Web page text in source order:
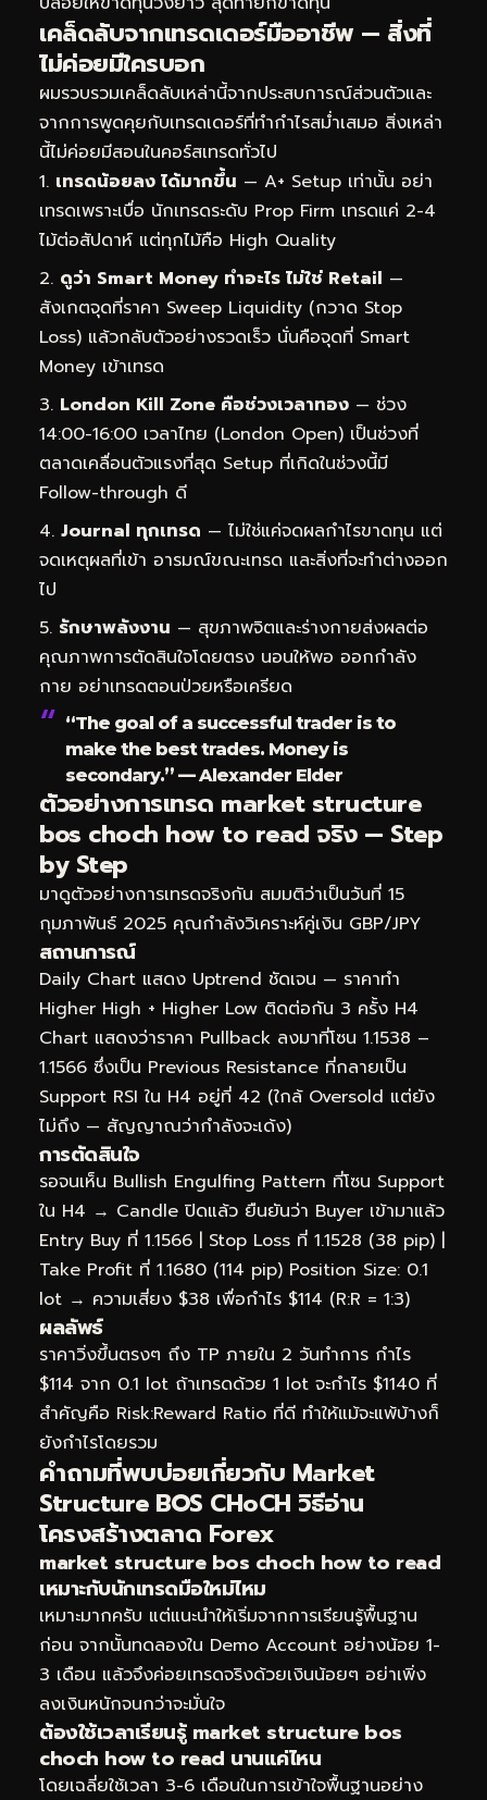
เคล็ดลับจากเทรดเดอร์มืออาชีพ — สิ่งที่
ไม่ค่อยมีใครบอก
ผมรวบรวมเคล็ดลับเหล่านี้จากประสบการณ์ส่วนตัวและ
จากการพูดคุยกับเทรดเดอร์ที่ทำกำไรสม่ำเสมอ สิ่งเหล่า
นี้ไม่ค่อยมีสอนในคอร์สเทรดทั่วไป
เทรดน้อยลง ได้มากขึ้น — A+ Setup เท่านั้น อย่า
เทรดเพราะเบื่อ นักเทรดระดับ Prop Firm เทรดแค่ 2-4
ไม้ต่อสัปดาห์ แต่ทุกไม้คือ High Quality
ดูว่า Smart Money ทำอะไร ไม่ใช่ Retail —
สังเกตจุดที่ราคา Sweep Liquidity (กวาด Stop
Loss) แล้วกลับตัวอย่างรวดเร็ว นั่นคือจุดที่ Smart
Money เข้าเทรด
London Kill Zone คือช่วงเวลาทอง — ช่วง
14:00-16:00 เวลาไทย (London Open) เป็นช่วงที่
ตลาดเคลื่อนตัวแรงที่สุด Setup ที่เกิดในช่วงนี้มี
Follow-through ดี
Journal ทุกเทรด — ไม่ใช่แค่จดผลกำไรขาดทุน แต่
จดเหตุผลที่เข้า อารมณ์ขณะเทรด และสิ่งที่จะทำต่างออก
ไป
รักษาพลังงาน — สุขภาพจิตและร่างกายส่งผลต่อ
คุณภาพการตัดสินใจโดยตรง นอนให้พอ ออกกำลัง
กาย อย่าเทรดตอนป่วยหรือเครียด
“The goal of a successful trader is to
make the best trades. Money is
secondary.” — Alexander Elder
ตัวอย่างการเทรด market structure
bos choch how to read จริง — Step
by Step
มาดูตัวอย่างการเทรดจริงกัน สมมติว่าเป็นวันที่ 15
กุมภาพันธ์ 2025 คุณกำลังวิเคราะห์คู่เงิน GBP/JPY
สถานการณ์
Daily Chart แสดง Uptrend ชัดเจน — ราคาทำ
Higher High + Higher Low ติดต่อกัน 3 ครั้ง H4
Chart แสดงว่าราคา Pullback ลงมาที่โซน 1.1538 –
1.1566 ซึ่งเป็น Previous Resistance ที่กลายเป็น
Support RSI ใน H4 อยู่ที่ 42 (ใกล้ Oversold แต่ยัง
ไม่ถึง — สัญญาณว่ากำลังจะเด้ง)
การตัดสินใจ
รอจนเห็น Bullish Engulfing Pattern ที่โซน Support
ใน H4 → Candle ปิดแล้ว ยืนยันว่า Buyer เข้ามาแล้ว
Entry Buy ที่ 1.1566 | Stop Loss ที่ 1.1528 (38 pip) |
Take Profit ที่ 1.1680 (114 pip) Position Size: 0.1
lot → ความเสี่ยง $38 เพื่อกำไร $114 (R:R = 1:3)
ผลลัพธ์
ราคาวิ่งขึ้นตรงๆ ถึง TP ภายใน 2 วันทำการ กำไร
$114 จาก 0.1 lot ถ้าเทรดด้วย 1 lot จะกำไร $1140 ที่
สำคัญคือ Risk:Reward Ratio ที่ดี ทำให้แม้จะแพ้บ้างก็
ยังกำไรโดยรวม
คำถามที่พบบ่อยเกี่ยวกับ Market
Structure BOS CHoCH วิธีอ่าน
โครงสร้างตลาด Forex
market structure bos choch how to read
เหมาะกับนักเทรดมือใหม่ไหม
เหมาะมากครับ แต่แนะนำให้เริ่มจากการเรียนรู้พื้นฐาน
ก่อน จากนั้นทดลองใน Demo Account อย่างน้อย 1-
3 เดือน แล้วจึงค่อยเทรดจริงด้วยเงินน้อยๆ อย่าเพิ่ง
ลงเงินหนักจนกว่าจะมั่นใจ
ต้องใช้เวลาเรียนรู้ market structure bos
choch how to read นานแค่ไหน
โดยเฉลี่ยใช้เวลา 3-6 เดือนในการเข้าใจพื้นฐานอย่าง